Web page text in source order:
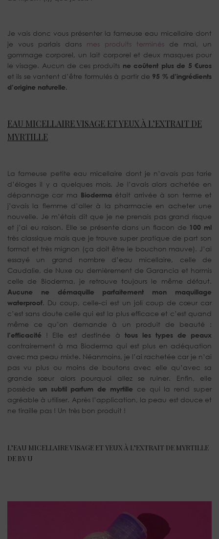
Je vais donc vous présenter la fameuse eau micellaire dont
je vous parlais dans mes produits terminés de mai, un
gommage corporel, un lait corporel et deux masques pour
le visage. Aucun de ces produits ne coûtent plus de 5 €uros
et ils se vantent d’être formulés à partir de 95 % d’ingrédients
d’origine naturelle.
EAU MICELLAIRE VISAGE ET YEUX À L’EXTRAIT DE
MYRTILLE
La fameuse petite eau micellaire dont je n’avais pas tarie
d’éloges il y a quelques mois. Je l’avais alors achetée en
dépannage car ma Bioderma était arrivée à son terme et
j’avais la flemme d’aller à la pharmacie en acheter une
nouvelle. Je m’étais dit que je ne prenais pas grand risque
et j’ai eu raison. Elle se présente dans un flacon de 100 ml
très classique mais que je trouve super pratique de part son
format et très mignon (ça doit être le bouchon mauve). J’ai
essayé un grand nombre d’eau micellaire, celle de
Caudalie, de Nuxe ou dernièrement de Garancia et hormis
celle de Bioderma, je retrouve toujours le même défaut.
Aucune ne démaquille parfaitement mon maquillage
waterproof. Du coup, celle-ci est un joli coup de cœur car
c’est sans doute celle qui est la plus efficace et c’est quand
même ce qu’on demande à un produit de beauté :
l’efficacité ! Elle est destinée à tous les types de peaux
contrairement à ma Bioderma qui est plus en adéquation
avec ma peau mixte. Néanmoins, je l’ai rachetée car je n’ai
pas vu plus ou moins de boutons avec elle qu’avec sa
grande sœur alors pourquoi allez se ruiner. Enfin, elle
possède un subtil parfum de myrtille ce qui la rend super
agréable à utiliser. Après l’application, la peau est douce et
ne tiraille pas ! Un très bon produit !
L’EAU MICELLAIRE VISAGE ET YEUX À L’EXTRAIT DE MYRTILLE
DE BY U